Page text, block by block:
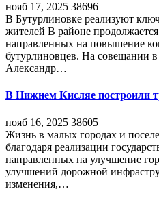
нояб 17, 2025 38696
В Бутурлиновке реализуют
жителей В районе
направленных на повышение
бутурлиновцев. На совещании
Александр…
В Нижнем Кисляе построили
нояб 16, 2025 38605
Жизнь в малых городах и
благодаря реализации
направленных на улучшение
улучшений дорожной
изменения,…